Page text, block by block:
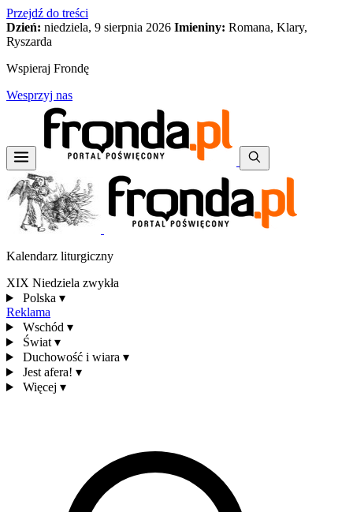
Przejdź do treści
Dzień: niedziela, 9 sierpnia 2026 Imieniny: Romana, Klary,
Ryszarda
Wspieraj Frondę
Wesprzyj nas
Kalendarz liturgiczny
XIX Niedziela zwykła
Polska ▾
Reklama
Wschód ▾
Świat ▾
Duchowość i wiara ▾
Jest afera! ▾
Więcej ▾